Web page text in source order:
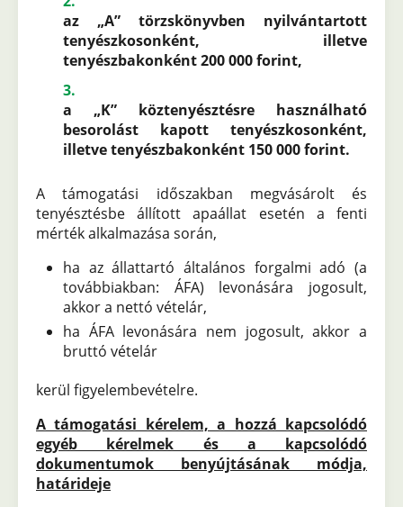
az „A” törzskönyvben nyilvántartott
tenyészkosonként, illetve
tenyészbakonként 200 000 forint,
a „K” köztenyésztésre használható
besorolást kapott tenyészkosonként,
illetve tenyészbakonként 150 000 forint.
A támogatási időszakban megvásárolt és
tenyésztésbe állított apaállat esetén a fenti
mérték alkalmazása során,
ha az állattartó általános forgalmi adó (a
továbbiakban: ÁFA) levonására jogosult,
akkor a nettó vételár,
ha ÁFA levonására nem jogosult, akkor a
bruttó vételár
kerül figyelembevételre.
A támogatási kérelem, a hozzá kapcsolódó
egyéb kérelmek és a kapcsolódó
dokumentumok benyújtásának módja,
határideje